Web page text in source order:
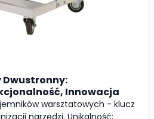
Dwustronny:
Innowacja
warsztatowych - klucz
narzędzi. Unikalność: